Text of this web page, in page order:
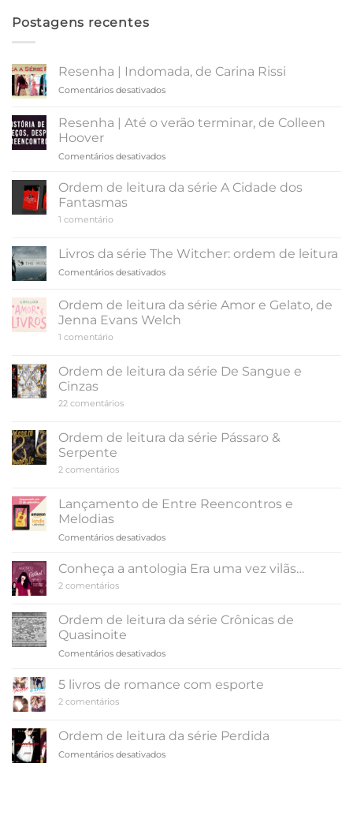
Postagens recentes
Resenha | Indomada, de Carina Rissi
Comentários desativadosem
Indomada,
Carina
Resenha | Até o verão terminar, de Colleen
Hoover
Comentários desativadosem
Até
de
Hoover
Ordem de leitura da série A Cidade dos
Fantasmas
1 comentárioem
leitura
da
série
dos
Fantasmas
Livros da série The Witcher: ordem de leitura
Comentários desativadosem
série
The
de
leitura
Ordem de leitura da série Amor e Gelato, de
Jenna Evans Welch
1 comentárioem
leitura
da
e
Jenna
Evans
Welch
Ordem de leitura da série De Sangue e
Cinzas
22 comentáriosem
leitura
da
Ordem de leitura da série Pássaro &
Serpente
2 comentáriosem
leitura
da
&
Lançamento de Entre Reencontros e
Melodias
Comentários desativadosem
Entre
Melodias
Conheça a antologia Era uma vez vilãs…
2 comentáriosem
antologia
Era
uma
vilãs…
Ordem de leitura da série Crônicas de
Quasinoite
Comentários desativadosem
leitura
Crônicas
Quasinoite
5 livros de romance com esporte
2 comentáriosem
de
romance
com
Ordem de leitura da série Perdida
Comentários desativadosem